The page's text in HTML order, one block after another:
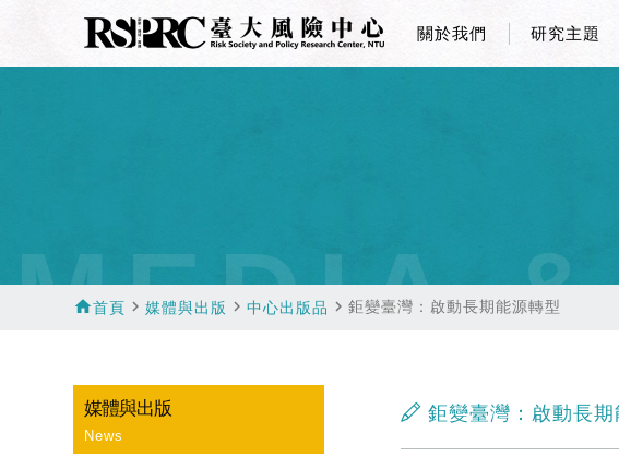
關於我們 研究主題
MEDIA
home首頁 navigate_next媒體與出版 navigate_next中心出版品 navigate_next鉅變臺灣：啟動長期能源轉型
媒體與出版
News
鉅變臺灣：啟動長期